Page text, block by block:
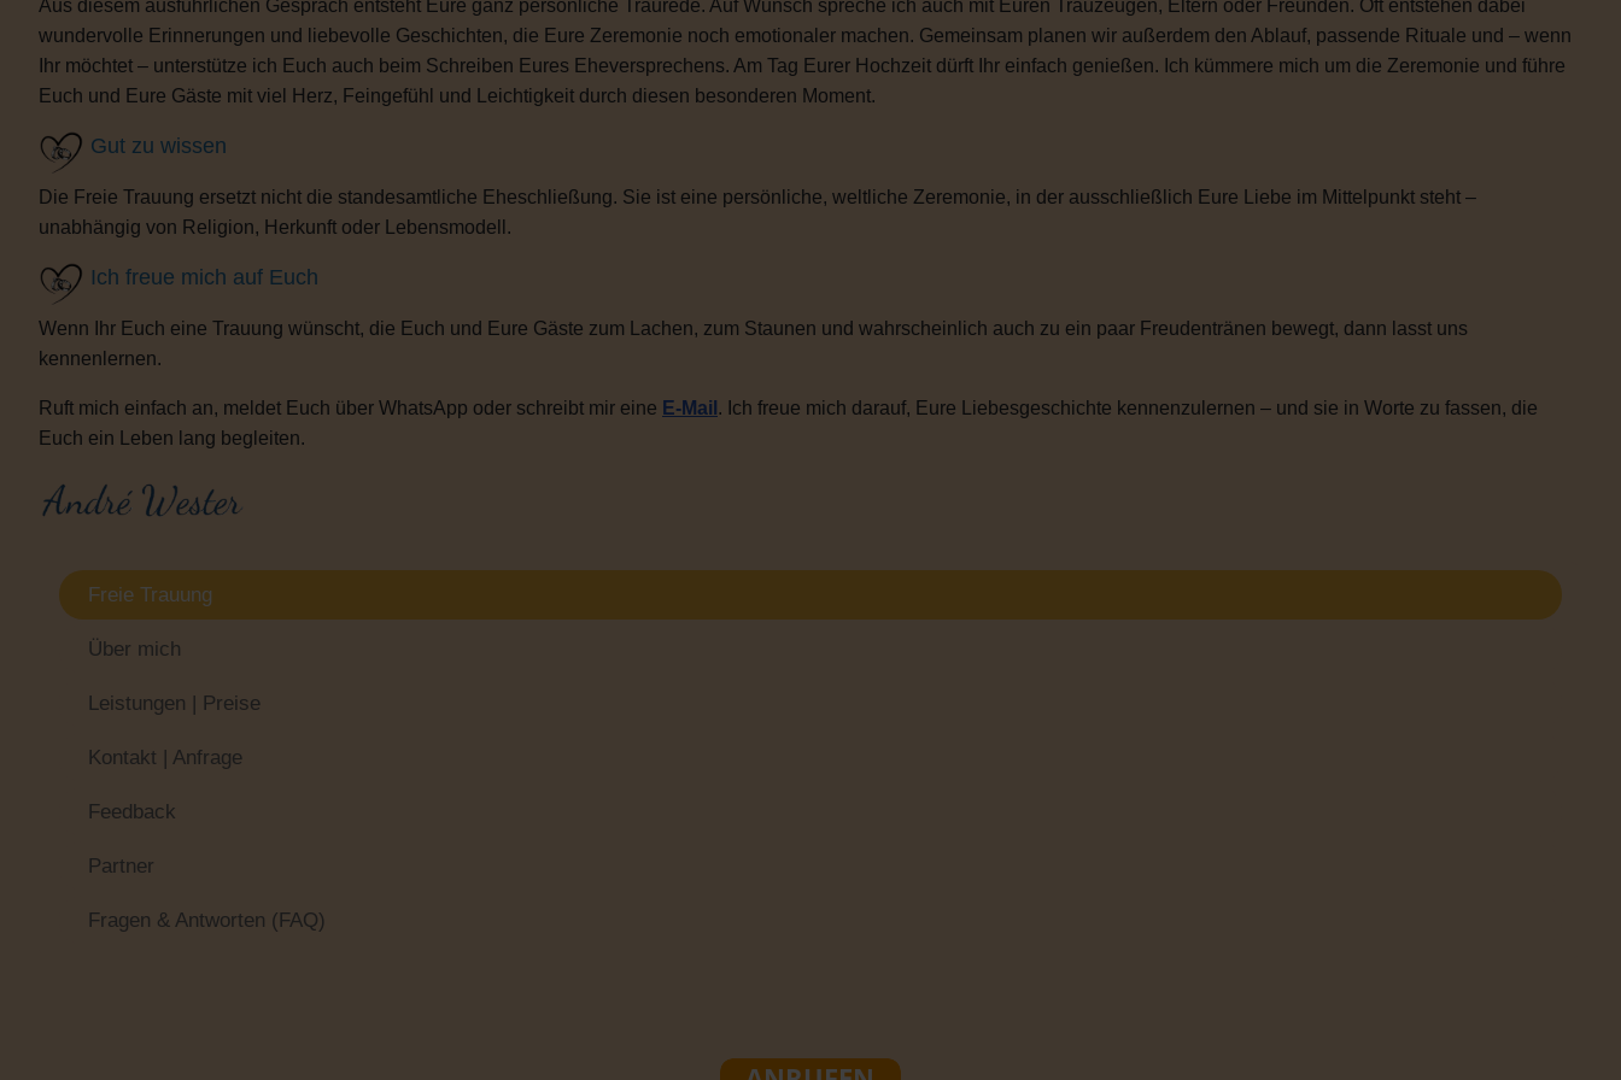
Freie Trauung
Über mich
Leistungen | Preise
Kontakt | Anfrage
Feedback
Partner
Fragen & Antworten (FAQ)
Aus diesem ausführlichen Gespräch entsteht Eure ganz persönliche Traurede. Auf Wunsch spreche ich auch mit Euren Trauzeugen, Eltern oder Freunden. Oft entstehen dabei
wundervolle Erinnerungen und liebevolle Geschichten, die Eure Zeremonie noch emotionaler machen. Gemeinsam planen wir außerdem den Ablauf, passende Rituale und – wenn
Ihr möchtet – unterstütze ich Euch auch beim Schreiben Eures Eheversprechens. Am Tag Eurer Hochzeit dürft Ihr einfach genießen. Ich kümmere mich um die Zeremonie und führe
Euch und Eure Gäste mit viel Herz, Feingefühl und Leichtigkeit durch diesen besonderen Moment.
Gut zu wissen
Die Freie Trauung ersetzt nicht die standesamtliche Eheschließung. Sie ist eine persönliche, weltliche Zeremonie, in der ausschließlich Eure Liebe im Mittelpunkt steht –
unabhängig von Religion, Herkunft oder Lebensmodell.
Ich freue mich auf Euch
Wenn Ihr Euch eine Trauung wünscht, die Euch und Eure Gäste zum Lachen, zum Staunen und wahrscheinlich auch zu ein paar Freudentränen bewegt, dann lasst uns
kennenlernen.
Ruft mich einfach an, meldet Euch über WhatsApp oder schreibt mir eine E-Mail . Ich freue mich darauf, Eure Liebesgeschichte kennenzulernen – und sie in Worte zu fassen, die
Euch ein Leben lang begleiten.